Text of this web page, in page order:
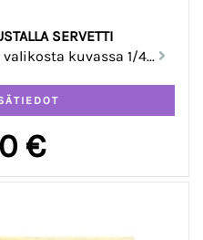
SERVETTI
kuvassa 1/4...
€